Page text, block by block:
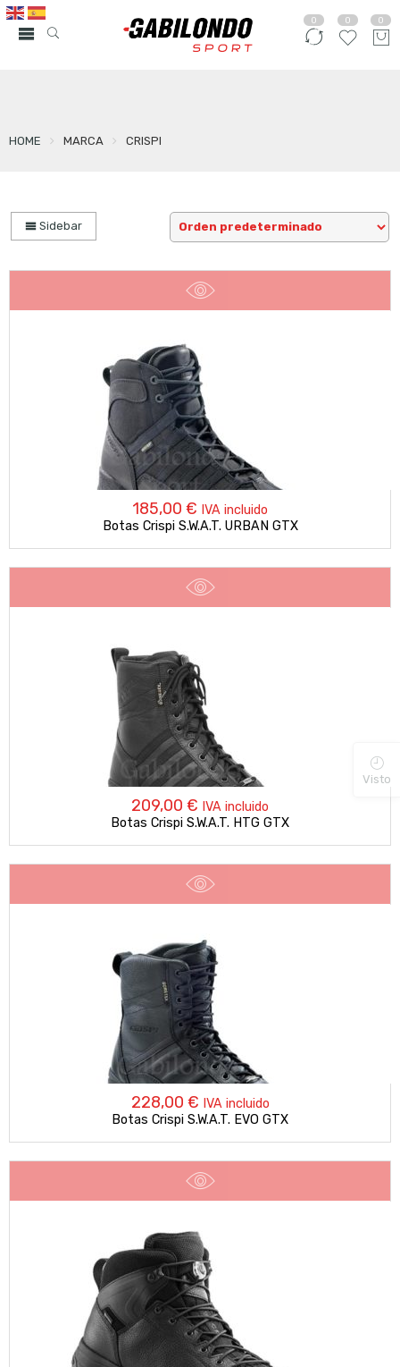
0 0 0
HOME MARCA CRISPI
Sidebar
185,00 € IVA incluido
Botas Crispi S.W.A.T. URBAN GTX
209,00 € IVA incluido
Botas Crispi S.W.A.T. HTG GTX
228,00 € IVA incluido
Botas Crispi S.W.A.T. EVO GTX
Visto